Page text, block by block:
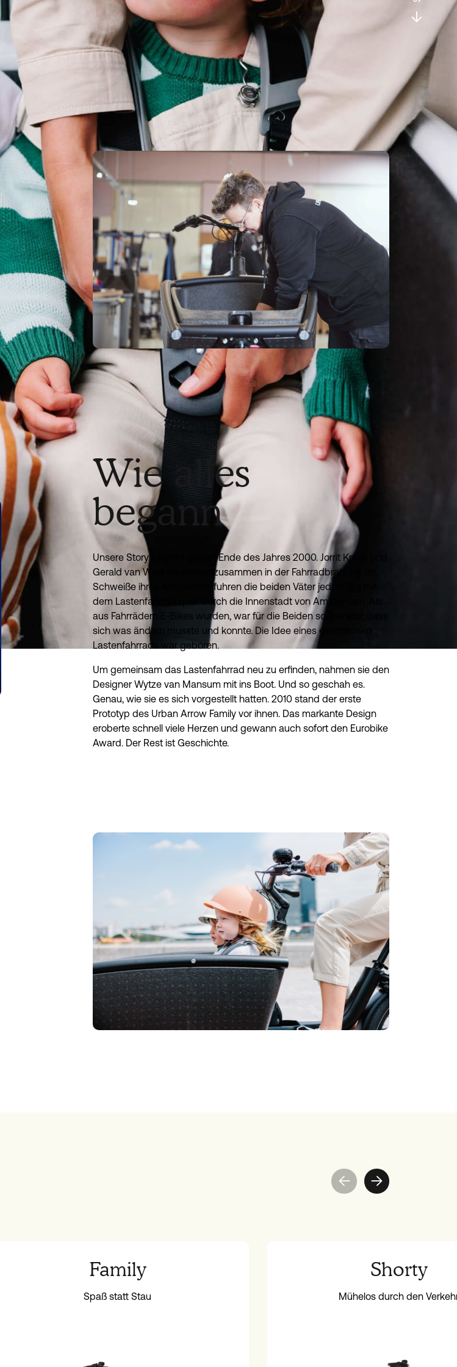
Wie alles
begann
Unsere Story beginnt gegen Ende des Jahres 2000. Jorrit Kreek und
Gerald van Weel arbeiteten zusammen in der Fahrradbranche. Im
Schweiße ihres Angesichts fuhren die beiden Väter jeden Tag mit
dem Lastenfahrrad quer durch die Innenstadt von Amsterdam. Als
aus Fahrrädern E-Bikes wurden, war für die Beiden sonnenklar, dass
sich was ändern musste und konnte. Die Idee eines elektrischen
Lastenfahrrads war geboren.
Um gemeinsam das Lastenfahrrad neu zu erfinden, nahmen sie den
Designer Wytze van Mansum mit ins Boot. Und so geschah es.
Genau, wie sie es sich vorgestellt hatten. 2010 stand der erste
Prototyp des Urban Arrow Family vor ihnen. Das markante Design
eroberte schnell viele Herzen und gewann auch sofort den Eurobike
Award. Der Rest ist Geschichte.
Family
Spaß statt Stau
Shorty
Mühelos durch den